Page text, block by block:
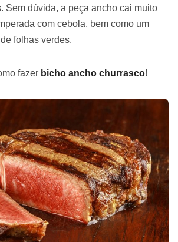
Sem dúvida, a peça ancho cai muito
com cebola, bem como um
folhas verdes.
fazer bicho ancho churrasco!